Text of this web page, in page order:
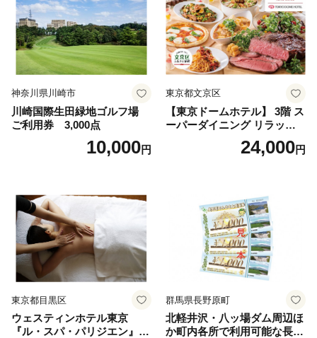
神奈川県川崎市
川崎国際生田緑地ゴルフ場
ご利用券 3,000点
10,000円
東京都文京区
【東京ドームホテル】 3階 ス
ーパーダイニング リラッサ
ランチブッフェ お食事券 大
人1名様分 関東 東京 ご利用
24,000円
東京都目黒区
ウェスティンホテル東京
『ル・スパ・パリジエン』選
群馬県長野原町
北軽井沢・八ッ場ダム周辺ほ
か町内各所で利用可能な長野